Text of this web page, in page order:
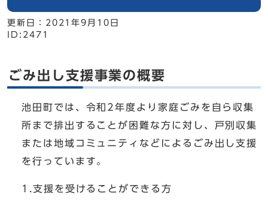
更新日： 2021年9月10日
ID:2471
ごみ出し支援事業の概要
池田町では、令和2年度より家庭ごみを自ら収集
所まで排出することが困難な方に対し、戸別収集
または地域コミュニティなどによるごみ出し支援
を行っています。
1.支援を受けることができる方